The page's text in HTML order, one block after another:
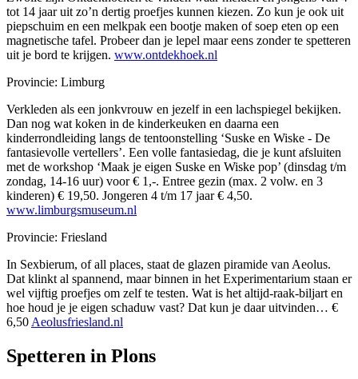
tot 14 jaar uit zo’n dertig proefjes kunnen kiezen. Zo kun je ook uit
piepschuim en een melkpak een bootje maken of soep eten op een
magnetische tafel. Probeer dan je lepel maar eens zonder te spetteren
uit je bord te krijgen. www.ontdekhoek.nl
Provincie: Limburg
Verkleden als een jonkvrouw en jezelf in een lachspiegel bekijken.
Dan nog wat koken in de kinderkeuken en daarna een
kinderrondleiding langs de tentoonstelling ‘Suske en Wiske - De
fantasievolle vertellers’. Een volle fantasiedag, die je kunt afsluiten
met de workshop ‘Maak je eigen Suske en Wiske pop’ (dinsdag t/m
zondag, 14-16 uur) voor € 1,-. Entree gezin (max. 2 volw. en 3
kinderen) € 19,50. Jongeren 4 t/m 17 jaar € 4,50.
www.limburgsmuseum.nl
Provincie: Friesland
In Sexbierum, of all places, staat de glazen piramide van Aeolus.
Dat klinkt al spannend, maar binnen in het Experimentarium staan er
wel vijftig proefjes om zelf te testen. Wat is het altijd-raak-biljart en
hoe houd je je eigen schaduw vast? Dat kun je daar uitvinden… €
6,50 Aeolusfriesland.nl
Spetteren in Plons